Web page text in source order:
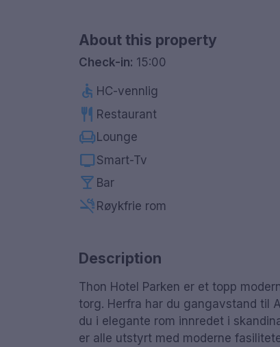
About this property
Check-in: 15:00
accessible HC-vennlig
restaurant Restaurant
chair Lounge
tv Smart-Tv
local_bar Bar
smoke_free Røykfrie rom
Description
Thon Hotel Parken er et topp
torg. Herfra har du gangavstand til
du i elegante rom innredet i
er alle utstyrt med moderne